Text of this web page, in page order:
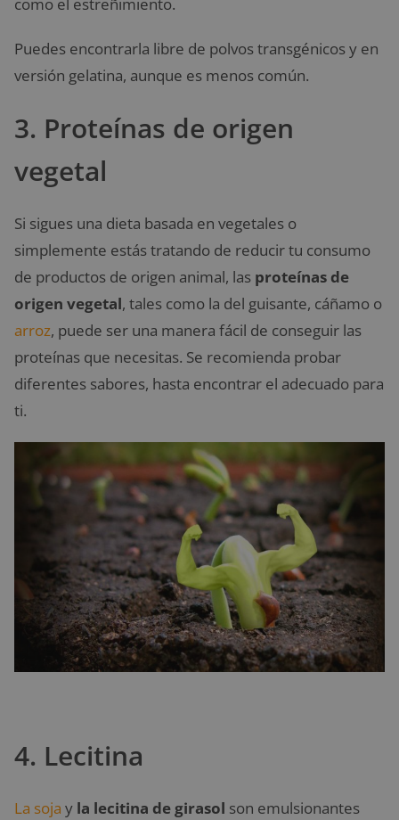
Puedes encontrarla libre de polvos transgénicos y en
versión gelatina, aunque es menos común.
3. Proteínas de origen
vegetal
Si sigues una dieta basada en vegetales o
simplemente estás tratando de reducir tu consumo
de productos de origen animal, las proteínas de
origen vegetal, tales como la del guisante, cáñamo o
arroz, puede ser una manera fácil de conseguir las
proteínas que necesitas. Se recomienda probar
diferentes sabores, hasta encontrar el adecuado para
ti.
4. Lecitina
La soja y la lecitina de girasol son emulsionantes